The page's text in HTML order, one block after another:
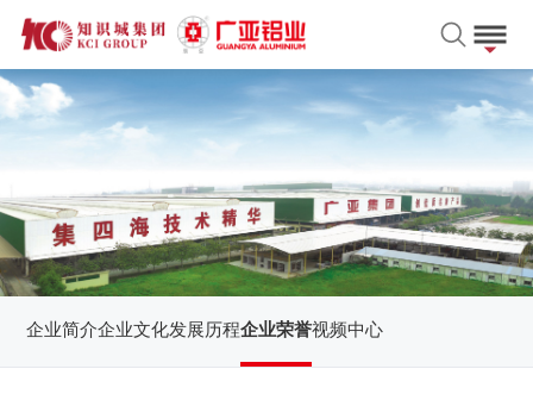
企业简介企业文化发展历程企业荣誉视频中心